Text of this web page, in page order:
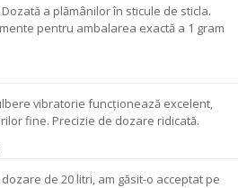
a plămânilor în sticule de sticla.
pentru ambalarea exactă a 1 gram
vibratorie funcționează excelent,
fine. Precizie de dozare ridicată.
de 20 litri, am găsit-o acceptat pe